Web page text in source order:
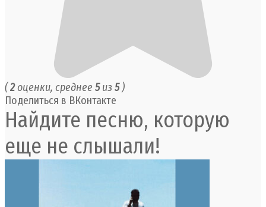
(2оценки, среднее 5из 5)
Поделиться в ВКонтакте
Найдите песню, которую
еще не слышали!